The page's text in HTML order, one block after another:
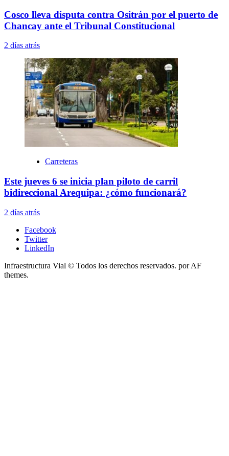
Cosco lleva disputa contra Ositrán por el puerto de
Chancay ante el Tribunal Constitucional
2 días atrás
Carreteras
Este jueves 6 se inicia plan piloto de carril
bidireccional Arequipa: ¿cómo funcionará?
2 días atrás
Facebook
Twitter
LinkedIn
Infraestructura Vial © Todos los derechos reservados. por AF
themes.